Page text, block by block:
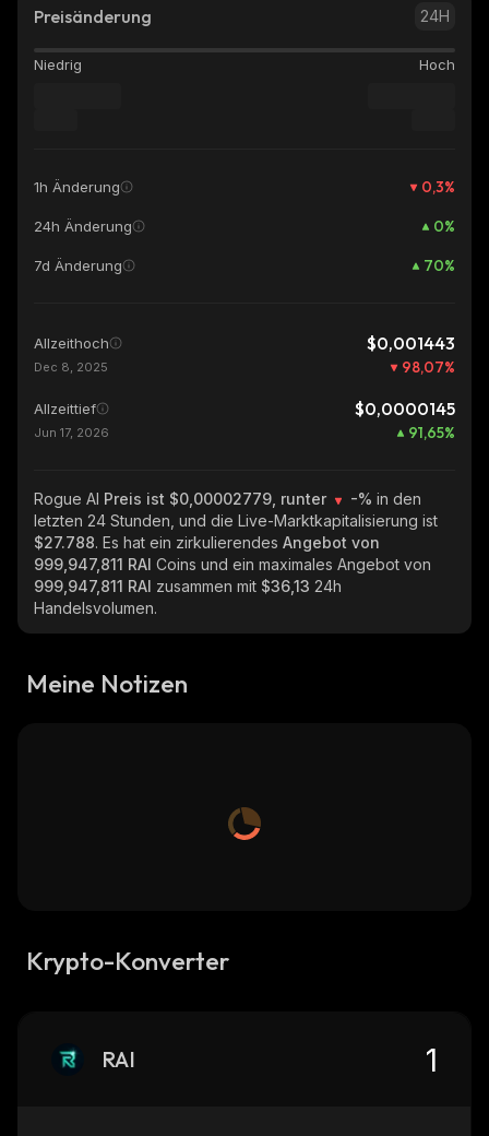
Preisänderung 24H
Niedrig Hoch
1h Änderung 0,3%
24h Änderung 0%
7d Änderung 70%
Allzeithoch $0,001443
Dec 8, 2025 98,07%
Allzeittief $0,0000145
Jun 17, 2026 91,65%
Rogue AI Preis ist $0,00002779, runter -% in den
letzten 24 Stunden, und die Live-Marktkapitalisierung ist
$27.788. Es hat ein zirkulierendes Angebot von
999,947,811 RAI Coins und ein maximales Angebot von
999,947,811 RAI zusammen mit $36,13 24h
Handelsvolumen.
Meine Notizen
Krypto-Konverter
RAI